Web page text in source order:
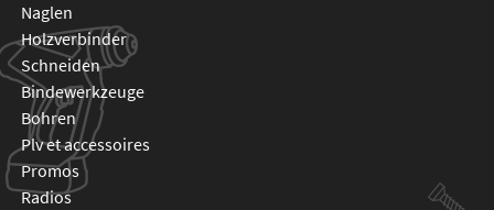
naglen
holzverbinder
schneiden
bindewerkzeuge
bohren
plv et accessoires
promos
radios